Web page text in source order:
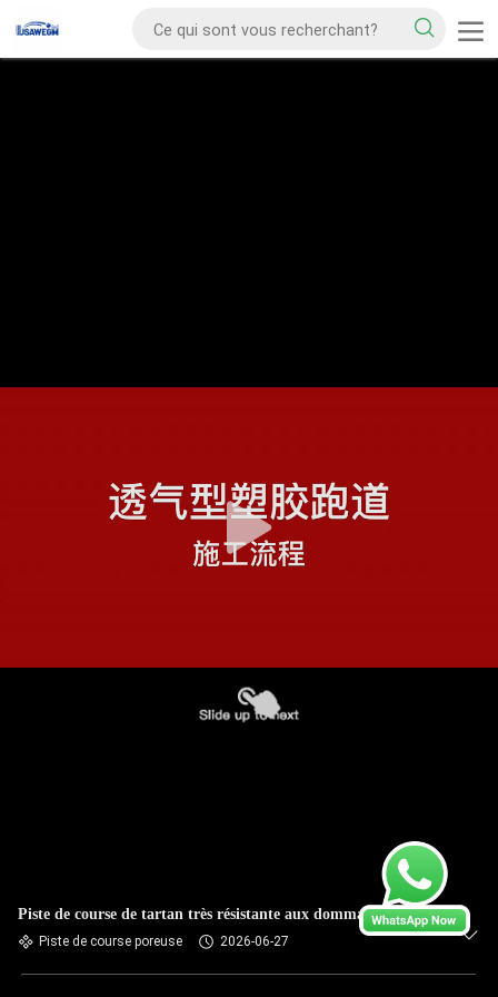
Piste de course de tartan très résistante aux dommages
Piste de course poreuse 2026-06-27